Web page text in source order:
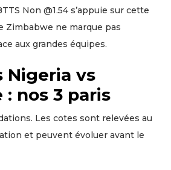
Non @1.54 s’appuie sur cette
Zimbabwe ne marque pas
aux grandes équipes.
Nigeria vs
nos 3 paris
Les cotes sont relevées au
et peuvent évoluer avant le